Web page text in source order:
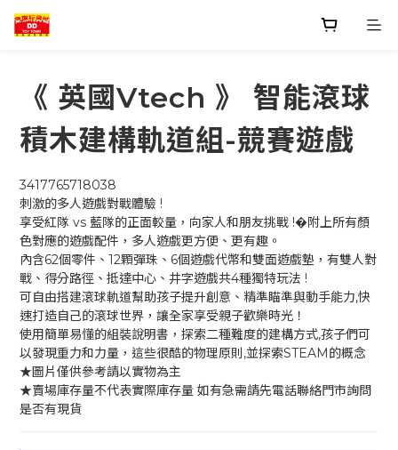
《 英國Vtech 》 智能滾球
積木建構軌道組-競賽遊戲
3417765718038
刺激的多人遊戲對戰體驗 !
享受紅隊 vs 藍隊的正面較量，向家人和朋友挑戰 !�附上所有顏
色對應的遊戲配件，多人遊戲更方便、更有趣。
內含62個零件、12顆彈珠、6個遊戲代幣和雙面遊戲墊，有雙人對
戰、得分路徑、抵達中心、井字遊戲共4種獨特玩法 !
可自由搭建滾球軌道幫助孩子提升創意、精準瞄準與動手能力,快
速打造自己的滾球世界，讓全家享受親子歡樂時光！
使用簡單易懂的組裝說明書，探索二種難度的建構方式,孩子們可
以發現重力和力量，這些很酷的物理原則,並探索STEAM的概念
★圖片僅供參考請以實物為主
★賣場庫存量不代表實際庫存量 如有急需請先電話聯絡門市詢問
是否有現貨